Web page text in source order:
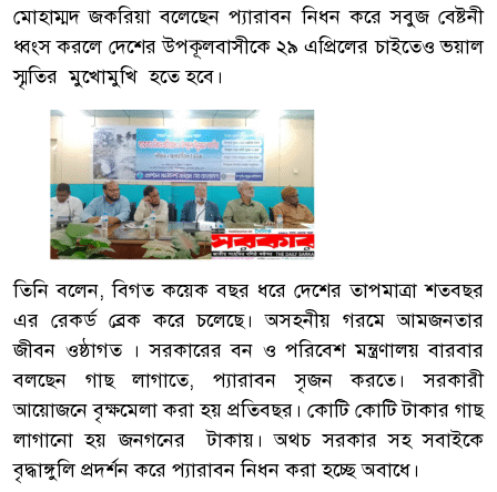
মোহাম্মদ জকরিয়া বলেছেন প্যারাবন নিধন করে সবুজ বেষ্টনী
ধ্বংস করলে দেশের উপকূলবাসীকে ২৯ এপ্রিলের চাইতেও ভয়াল
স্মৃতির মুখোমুখি হতে হবে।
তিনি বলেন, বিগত কয়েক বছর ধরে দেশের তাপমাত্রা শতবছর
এর রেকর্ড ব্রেক করে চলেছে। অসহনীয় গরমে আমজনতার
জীবন ওষ্ঠাগত । সরকারের বন ও পরিবেশ মন্ত্রণালয় বারবার
বলছেন গাছ লাগাতে, প্যারাবন সৃজন করতে। সরকারী
আয়োজনে বৃক্ষমেলা করা হয় প্রতিবছর। কোটি কোটি টাকার গাছ
লাগানো হয় জনগনের টাকায়। অথচ সরকার সহ সবাইকে
বৃদ্ধাঙ্গুলি প্রদর্শন করে প্যারাবন নিধন করা হচ্ছে অবাধে।